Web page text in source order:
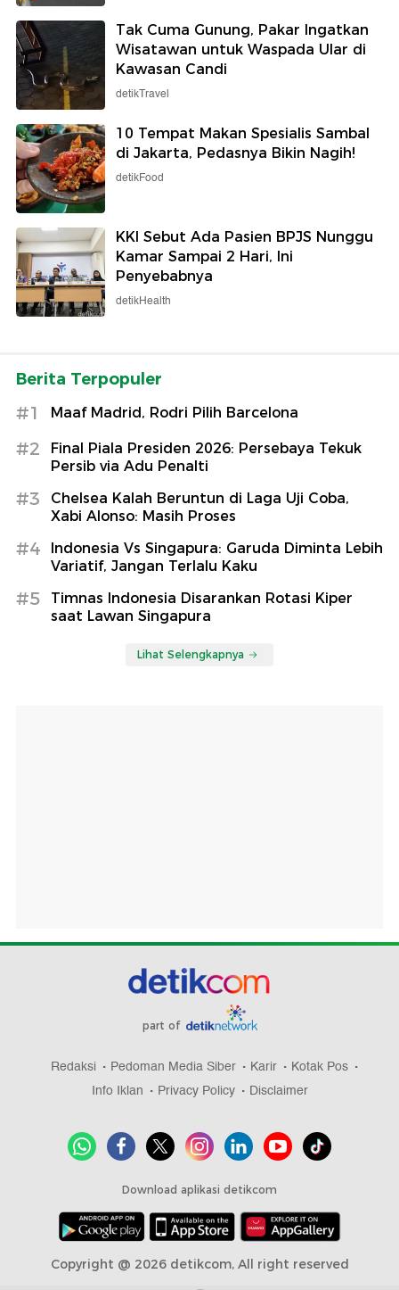
Tak Cuma Gunung, Pakar Ingatkan
Wisatawan untuk Waspada Ular di
Kawasan Candi
detikTravel
10 Tempat Makan Spesialis Sambal
di Jakarta, Pedasnya Bikin Nagih!
detikFood
KKI Sebut Ada Pasien BPJS Nunggu
Kamar Sampai 2 Hari, Ini
Penyebabnya
detikHealth
Berita Terpopuler
#1 Maaf Madrid, Rodri Pilih Barcelona
#2
Final Piala Presiden 2026: Persebaya Tekuk
Persib via Adu Penalti
#3
Chelsea Kalah Beruntun di Laga Uji Coba,
Xabi Alonso: Masih Proses
#4
Indonesia Vs Singapura: Garuda Diminta Lebih
Variatif, Jangan Terlalu Kaku
#5
Timnas Indonesia Disarankan Rotasi Kiper
saat Lawan Singapura
Lihat Selengkapnya
part of
Redaksi Pedoman Media Siber Karir
Kotak Pos
Info Iklan
Privacy Policy Disclaimer
Download aplikasi detikcom
Copyright @ 2026 detikcom, All right reserved